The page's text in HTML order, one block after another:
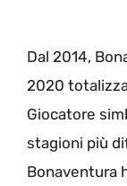
Dal 2014,
2020
Giocatore
stagioni più
Bonaventura